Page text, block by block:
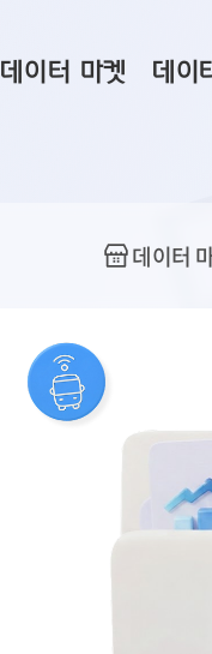
데이터 마켓
데이터 공모전
참여 기업 홍보
마켓 이용 안내
데이
지도 기
데이터